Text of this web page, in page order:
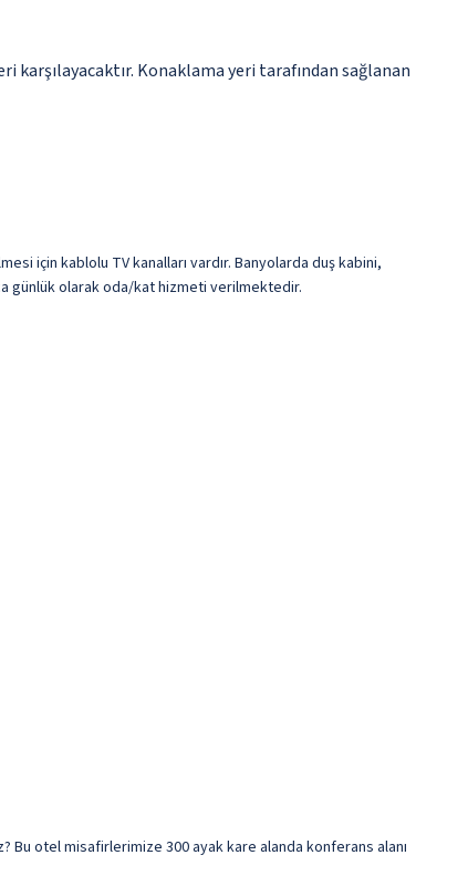
karşılayacaktır. Konaklama yeri tarafından sağlanan
için kablolu TV kanalları vardır. Banyolarda duş kabini,
günlük olarak oda/kat hizmeti verilmektedir.
Bu otel misafirlerimize 300 ayak kare alanda konferans alanı